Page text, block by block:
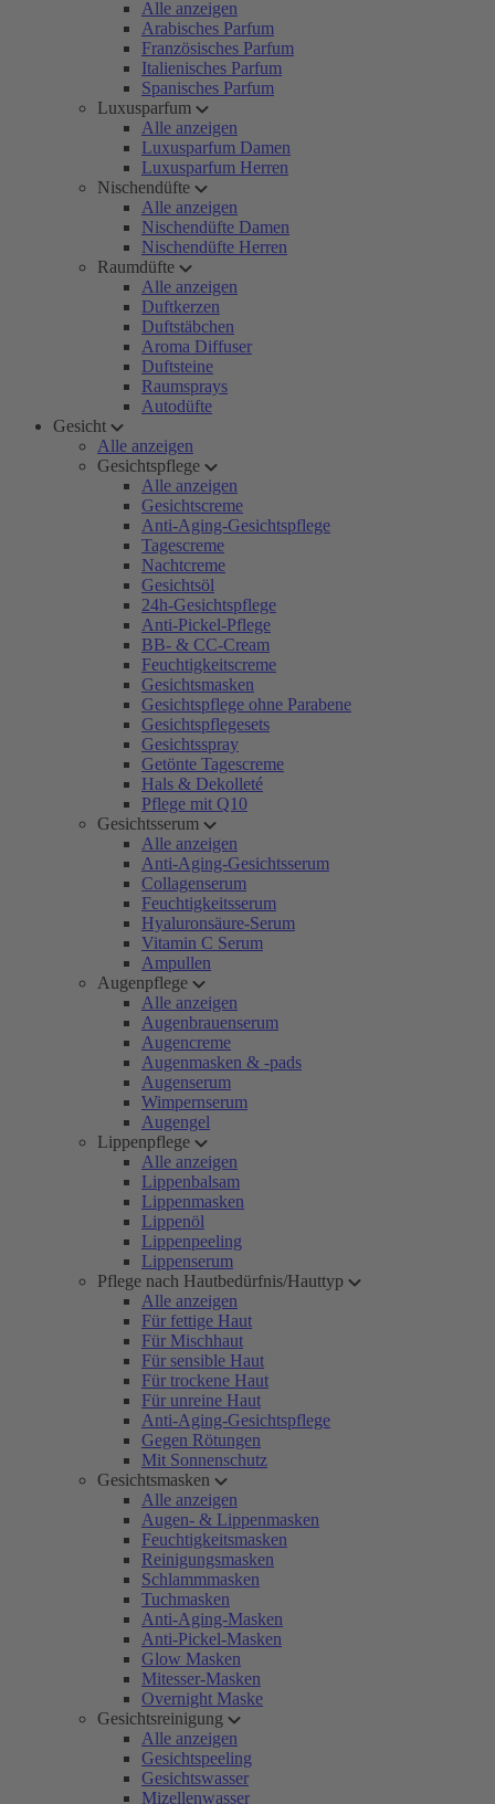
Alle anzeigen
Arabisches Parfum
Französisches Parfum
Italienisches Parfum
Spanisches Parfum
Luxusparfum
Alle anzeigen
Luxusparfum Damen
Luxusparfum Herren
Nischendüfte
Alle anzeigen
Nischendüfte Damen
Nischendüfte Herren
Raumdüfte
Alle anzeigen
Duftkerzen
Duftstäbchen
Aroma Diffuser
Duftsteine
Raumsprays
Autodüfte
Gesicht
Alle anzeigen
Gesichtspflege
Alle anzeigen
Gesichtscreme
Anti-Aging-Gesichtspflege
Tagescreme
Nachtcreme
Gesichtsöl
24h-Gesichtspflege
Anti-Pickel-Pflege
BB- & CC-Cream
Feuchtigkeitscreme
Gesichtsmasken
Gesichtspflege ohne Parabene
Gesichtspflegesets
Gesichtsspray
Getönte Tagescreme
Hals & Dekolleté
Pflege mit Q10
Gesichtsserum
Alle anzeigen
Anti-Aging-Gesichtsserum
Collagenserum
Feuchtigkeitsserum
Hyaluronsäure-Serum
Vitamin C Serum
Ampullen
Augenpflege
Alle anzeigen
Augenbrauenserum
Augencreme
Augenmasken & -pads
Augenserum
Wimpernserum
Augengel
Lippenpflege
Alle anzeigen
Lippenbalsam
Lippenmasken
Lippenöl
Lippenpeeling
Lippenserum
Pflege nach Hautbedürfnis/Hauttyp
Alle anzeigen
Für fettige Haut
Für Mischhaut
Für sensible Haut
Für trockene Haut
Für unreine Haut
Anti-Aging-Gesichtspflege
Gegen Rötungen
Mit Sonnenschutz
Gesichtsmasken
Alle anzeigen
Augen- & Lippenmasken
Feuchtigkeitsmasken
Reinigungsmasken
Schlammmasken
Tuchmasken
Anti-Aging-Masken
Anti-Pickel-Masken
Glow Masken
Mitesser-Masken
Overnight Maske
Gesichtsreinigung
Alle anzeigen
Gesichtspeeling
Gesichtswasser
Mizellenwasser